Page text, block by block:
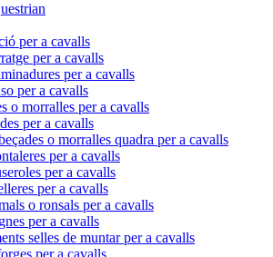
per a cavalls
per a cavalls
per a cavalls
per a cavalls
o morralles per a cavalls
per a cavalls
o morralles quadra per a cavalls
per a cavalls
per a cavalls
per a cavalls
o ronsals per a cavalls
per a cavalls
selles de muntar per a cavalls
per a cavalls